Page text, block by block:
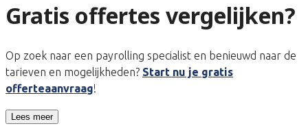
Gratis offertes vergelijken?
Op zoek naar een payrolling specialist en benieuwd naar de
tarieven en mogelijkheden? Start nu je gratis
offerteaanvraag!
Lees meer